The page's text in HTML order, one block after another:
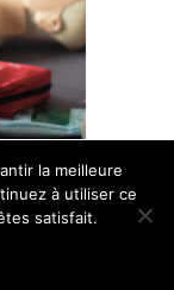
qui
la meilleure
à utiliser ce
satisfait.